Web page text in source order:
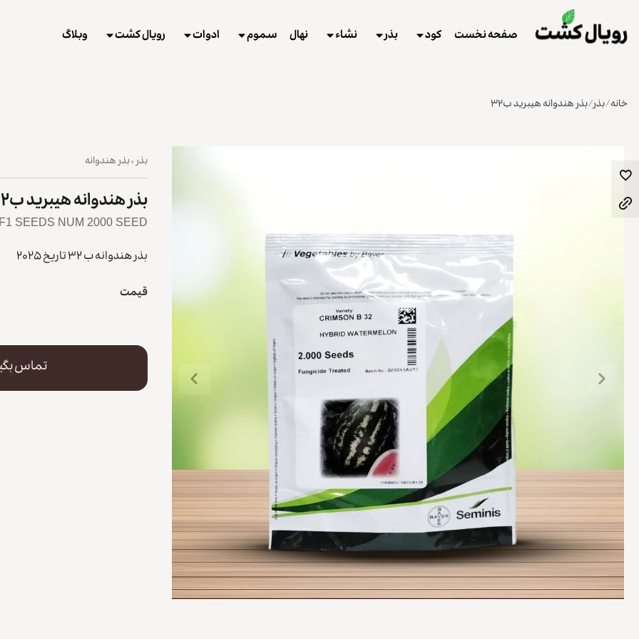
صفحه نخست کود بذر نشاء نهال سموم ادوات رویال کشت وبلاگ
خانه/بذر/بذر هندوانه هیبرید ب۳۲
بذر،بذر هندوانه
بذر هندوانه هیبرید ب۳۲
SEEDS NUM 2000 SEED
بذر هندوانه ب ۳۲ تاریخ ۲۰۲۵
تماس